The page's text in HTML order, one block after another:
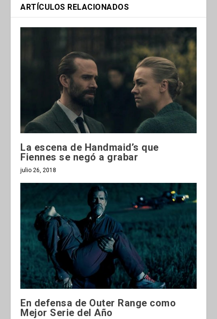
ARTÍCULOS RELACIONADOS
La escena de Handmaid’s que
Fiennes se negó a grabar
julio 26, 2018
En defensa de Outer Range como
Mejor Serie del Año